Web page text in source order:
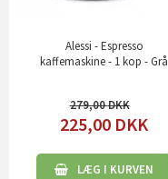
Alessi - Espresso
kaffemaskine - 1 kop - Grå
279,00
225,00 DKK
LÆG I KURVEN